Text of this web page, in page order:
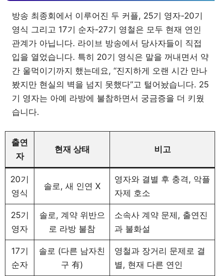
방송 최종회에서 이루어진 두 커플, 25기 영자-20기
영식 그리고 17기 순자-27기 영철은 모두 현재 연인
관계가 아닙니다. 라이브 방송에서 당사자들이 직접
입을 열었습니다. 특히 20기 영식은 말을 꺼내면서 약
간 울먹이기까지 했는데요, “진지하게 오랜 시간 만나
봤지만 현실의 벽을 넘지 못했다”고 털어놨습니다. 25
기 영자는 아예 라방에 불참하면서 궁금증을 더 키웠
습니다.
출연
자
현재 상태 비고
20기
영식
솔로, 새 인연 X
영자와 결별 후 충격, 악플
자제 호소
25기
영자
솔로, 계약 위반으
로 라방 불참
소속사 계약 문제, 출연진
과 불화설
17기
순자
솔로 (다른 남자친
구 有)
영철과 장거리 문제로 결
별, 현재 다른 연인